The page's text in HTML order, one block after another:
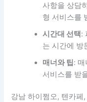
사항을 상담
형 서비스를
시간대 선택 :
는 시간에 방
매너와 팁 :
서비스를 받
강남 하이쩜오, 텐카페